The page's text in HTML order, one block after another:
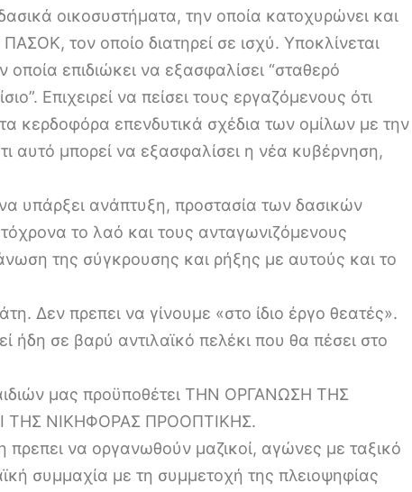
οικοσυστήματα, την οποία κατοχυρώνει και
τον οποίο διατηρεί σε ισχύ. Υποκλίνεται
οποία επιδιώκει να εξασφαλίσει “σταθερό
Επιχειρεί να πείσει τους εργαζόμενους ότι
κερδοφόρα επενδυτικά σχέδια των ομίλων με την
αυτό μπορεί να εξασφαλίσει η νέα κυβέρνηση,
υπάρξει ανάπτυξη, προστασία των δασικών
το λαό και τους ανταγωνιζόμενους
της σύγκρουσης και ρήξης με αυτούς και το
Δεν πρεπει να γίνουμε «στο ίδιο έργο θεατές».
ήδη σε βαρύ αντιλαϊκό πελέκι που θα πέσει στο
μας προϋποθέτει ΤΗΝ ΟΡΓΑΝΩΣΗ ΤΗΣ
ΤΗΣ ΝΙΚΗΦΟΡΑΣ ΠΡΟΟΠΤΙΚΗΣ.
πρεπει να οργανωθούν μαζικοί, αγώνες με ταξικό
συμμαχία με τη συμμετοχή της πλειοψηφίας